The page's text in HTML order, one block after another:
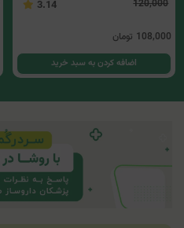
120,000
3.14
108,000 تومان
اضافه کردن به سبد خرید